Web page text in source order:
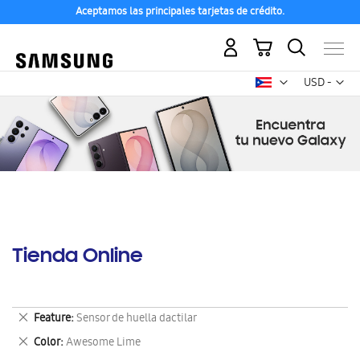
Aceptamos las principales tarjetas de crédito.
USD -
dólar
Mi carrito
Tienda Online
Feature Sensor de huella dactilar
Eliminar
este
artículo
Color Awesome Lime
Eliminar